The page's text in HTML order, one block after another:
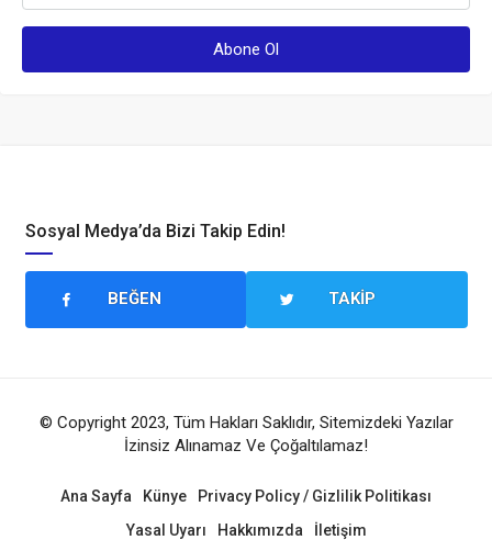
Sosyal Medya’da Bizi Takip Edin!
BEĞEN TAKIP
© Copyright 2023, Tüm Hakları Saklıdır, Sitemizdeki Yazılar
İzinsiz Alınamaz Ve Çoğaltılamaz!
Ana Sayfa Künye
Privacy Policy / Gizlilik Politikası
Yasal Uyarı
Hakkımızda İletişim